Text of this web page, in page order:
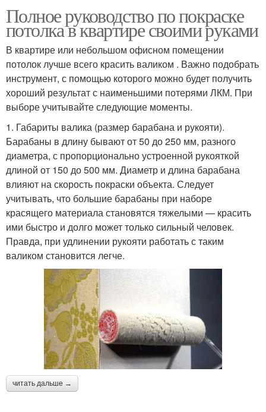
Полное руководство по покраске
потолка в квартире своими руками
В квартире или небольшом офисном помещении
потолок лучше всего красить валиком . Важно подобрать
инструмент, с помощью которого можно будет получить
хороший результат с наименьшими потерями ЛКМ. При
выборе учитывайте следующие моменты.
1. Габариты валика (размер барабана и рукояти).
Барабаны в длину бывают от 50 до 250 мм, разного
диаметра, с пропорционально устроенной рукояткой
длиной от 150 до 500 мм. Диаметр и длина барабана
влияют на скорость покраски объекта. Следует
учитывать, что большие барабаны при наборе
красящего материала становятся тяжелыми — красить
ими быстро и долго может только сильный человек.
Правда, при удлинении рукояти работать с таким
валиком становится легче.
читать дальше →